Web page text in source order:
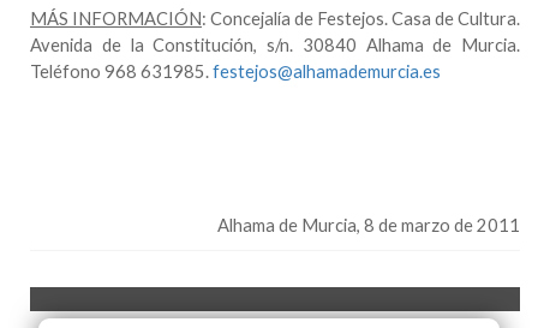
MÁS INFORMACIÓN: Concejalía de Festejos. Casa de Cultura.
Avenida de la Constitución, s/n. 30840 Alhama de Murcia.
Teléfono 968 631985.festejos@alhamademurcia.es
Alhama de Murcia, 8 de marzo de 2011